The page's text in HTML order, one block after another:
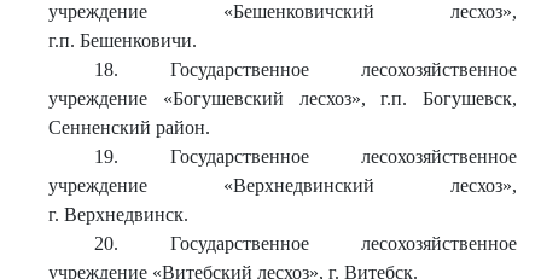
учреждение «Бешенковичский лесхоз»,
г.п. Бешенковичи.
18. Государственное лесохозяйственное
учреждение «Богушевский лесхоз», г.п. Богушевск,
Сенненский район.
19. Государственное лесохозяйственное
учреждение «Верхнедвинский лесхоз»,
г. Верхнедвинск.
20. Государственное лесохозяйственное
учреждение «Витебский лесхоз», г. Витебск.